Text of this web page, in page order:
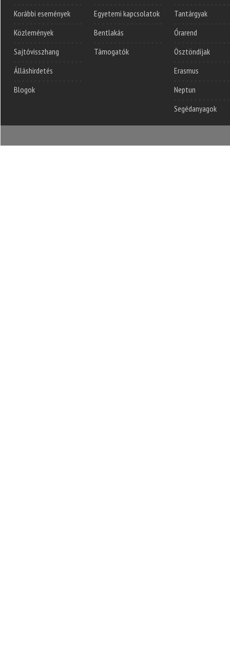
Korábbi események
Közlemények
Sajtóvisszhang
Álláshirdetés
Blogok
Egyetemi kapcsolatok
Bentlakás
Támogatók
Tantárgyak
Órarend
Ösztöndíjak
Erasmus
Neptun
Segédanyagok